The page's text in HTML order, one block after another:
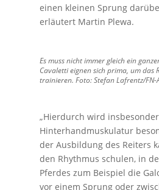
einen kleinen Sprung
erläutert Martin Plewa.
Es muss nicht immer gleich ein
Cavaletti eignen sich prima, um das
trainieren. Foto: Stefan Lafrentz/FN-
„Hierdurch wird
Hinterhandmuskulatur
der Ausbildung des Reiters
den Rhythmus schulen, in
Pferdes zum Beispiel die
vor einem Sprung oder